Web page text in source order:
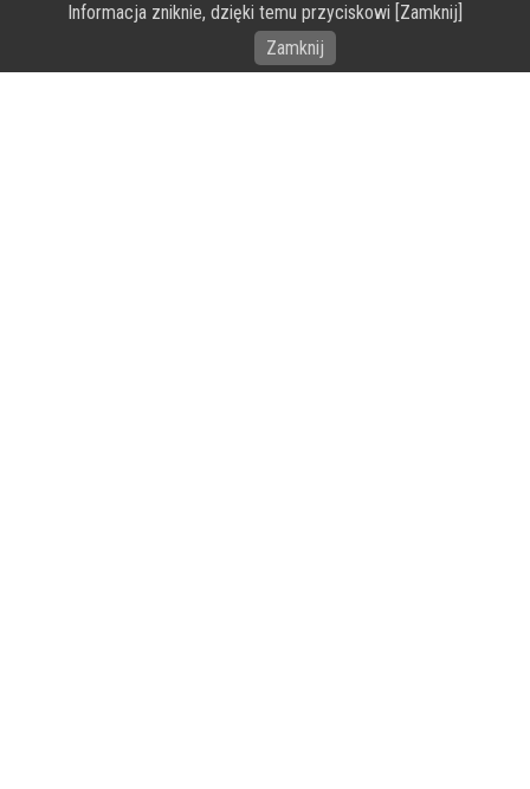
Wykonanie portalu – specjaliści stron www WordPress
Informacja zniknie, dzięki temu przyciskowi [Zamknij]
Zamknij